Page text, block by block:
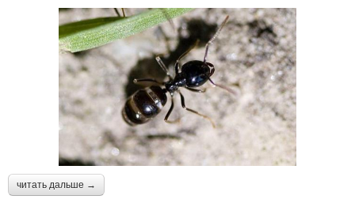
читать дальше →